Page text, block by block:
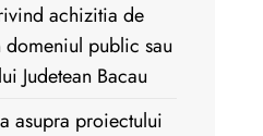
achizitia de
public sau
Judetean Bacau
asupra proiectului